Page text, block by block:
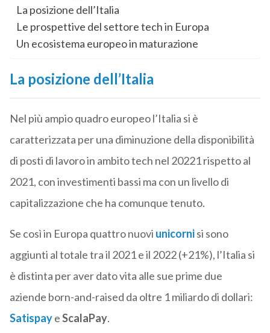
La posizione dell’Italia
Le prospettive del settore tech in Europa
Un ecosistema europeo in maturazione
La posizione dell’Italia
Nel più ampio quadro europeo l’Italia si è
caratterizzata per una diminuzione della disponibilità
di posti di lavoro in ambito tech nel 20221 rispetto al
2021, con investimenti bassi ma con un livello di
capitalizzazione che ha comunque tenuto.
Se così in Europa quattro nuovi unicornisi sono
aggiunti al totale tra il 2021 e il 2022 (+21%), l’Italia si
è distinta per aver dato vita alle sue prime due
aziende born-and-raised da oltre 1 miliardo di dollari:
SatispayeScalaPay.